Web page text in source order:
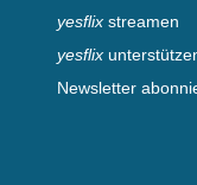
yesflix streamen
yesflix
Newsletter